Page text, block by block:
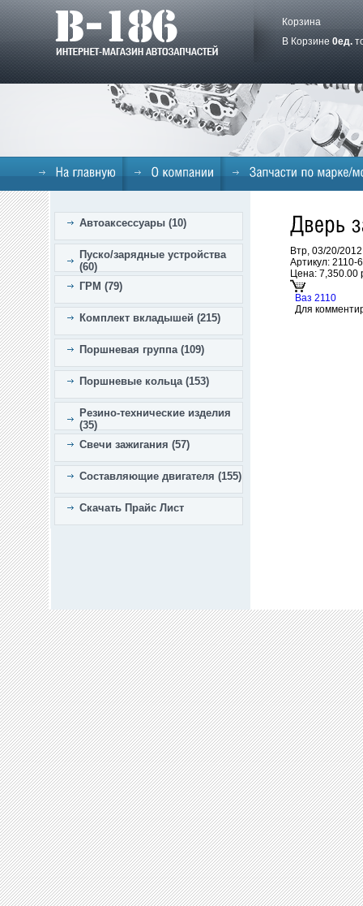
Корзина
В Корзине 0ед.
Автоаксессуары (10)
Пуско/зарядные устройства
(60)
ГРМ (79)
Комплект вкладышей (215)
Поршневая группа (109)
Поршневые кольца (153)
Резино-технические изделия
(35)
Свечи зажигания (57)
Составляющие двигателя (155)
Скачать Прайс Лист
Втр, 03/20/
Артикул: 2110-
Цена: 7,350.00
Ваз 2110
Для